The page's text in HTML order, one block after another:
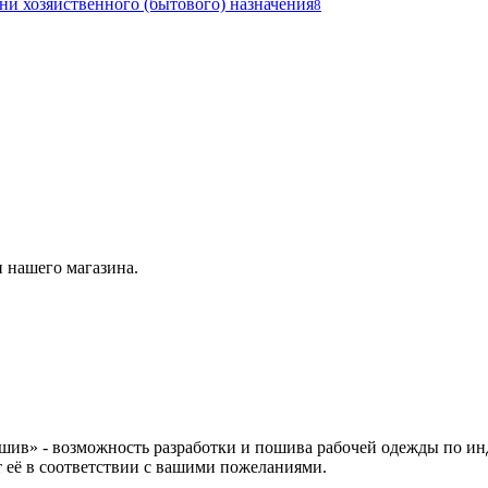
хозяйственного (бытового) назначения8
магазина.
- возможность разработки и пошива рабочей одежды по
в соответствии с вашими пожеланиями.